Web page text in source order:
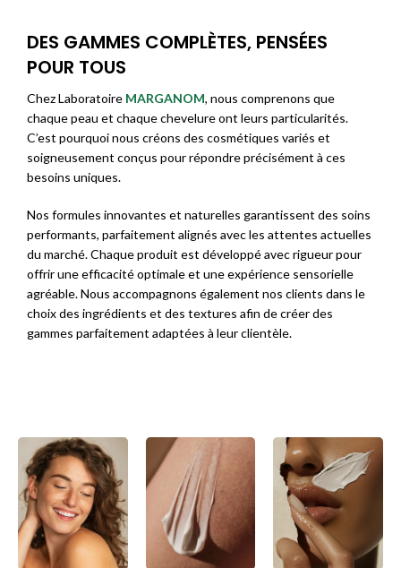
DES GAMMES COMPLÈTES, PENSÉES
POUR TOUS
Chez Laboratoire MARGANOM, nous comprenons que
chaque peau et chaque chevelure ont leurs particularités.
C’est pourquoi nous créons des cosmétiques variés et
soigneusement conçus pour répondre précisément à ces
besoins uniques.
Nos formules innovantes et naturelles garantissent des soins
performants, parfaitement alignés avec les attentes actuelles
du marché. Chaque produit est développé avec rigueur pour
offrir une efficacité optimale et une expérience sensorielle
agréable. Nous accompagnons également nos clients dans le
choix des ingrédients et des textures afin de créer des
gammes parfaitement adaptées à leur clientèle.